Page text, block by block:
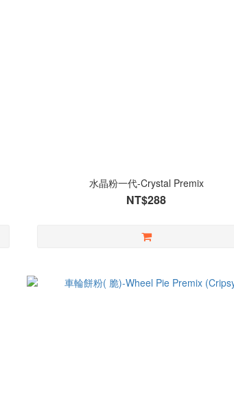
水晶粉一代-Crystal Premix
NT$288